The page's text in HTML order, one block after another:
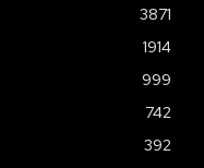
3871
1914
999
742
392